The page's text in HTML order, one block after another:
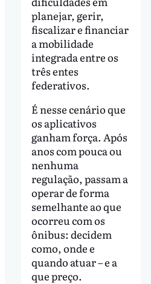
planejar, gerir,
fiscalizar e financiar
a mobilidade
integrada entre os
três entes
federativos.
É nesse cenário que
os aplicativos
ganham força. Após
anos com pouca ou
nenhuma
regulação, passam a
operar de forma
semelhante ao que
ocorreu com os
ônibus: decidem
como, onde e
quando atuar – e a
que preço.